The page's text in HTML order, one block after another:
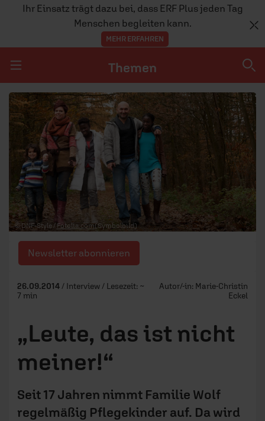
Ihr Einsatz trägt dazu bei, dass ERF Plus jeden Tag
Menschen begleiten kann.
MEHR ERFAHREN
Navigation überspringen
Themen
Themen
DOSSIERS
GLAUBE
MENSCHEN
GESELLSCHAFT
TEAM
© DNF-Style / Fotolia.com(Symbolbild)
Newsletter abonnieren
26.09.2014 / Interview / Lesezeit: ~
7 min
Autor/-in: Marie-Christin
Eckel
„Leute, das ist nicht
meiner!“
Seit 17 Jahren nimmt Familie Wolf
regelmäßig Pflegekinder auf. Da wird